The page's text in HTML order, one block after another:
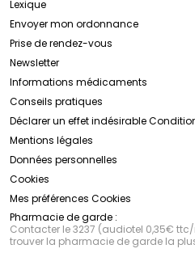
Lexique
Envoyer mon ordonnance
Prise de rendez-vous
Newsletter
Informations médicaments
Conseils pratiques
Déclarer un effet indésirable
Mentions légales
Données personnelles
Cookies
Mes préférences Cookies
Pharmacie de garde :
Contacter le 3237 (audiotel 0,35€
trouver la pharmacie de garde la